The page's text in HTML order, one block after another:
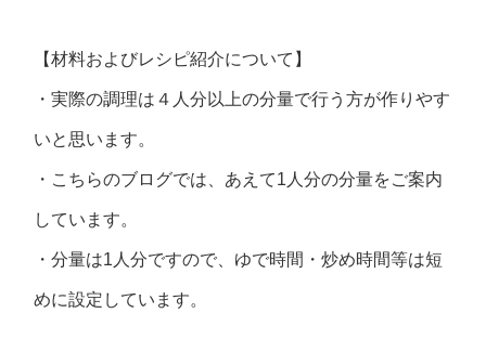
【材料およびレシピ紹介について】
・実際の調理は４人分以上の分量で行う方が作りやす
いと思います。
・こちらのブログでは、あえて1人分の分量をご案内
しています。
・分量は1人分ですので、ゆで時間・炒め時間等は短
めに設定しています。